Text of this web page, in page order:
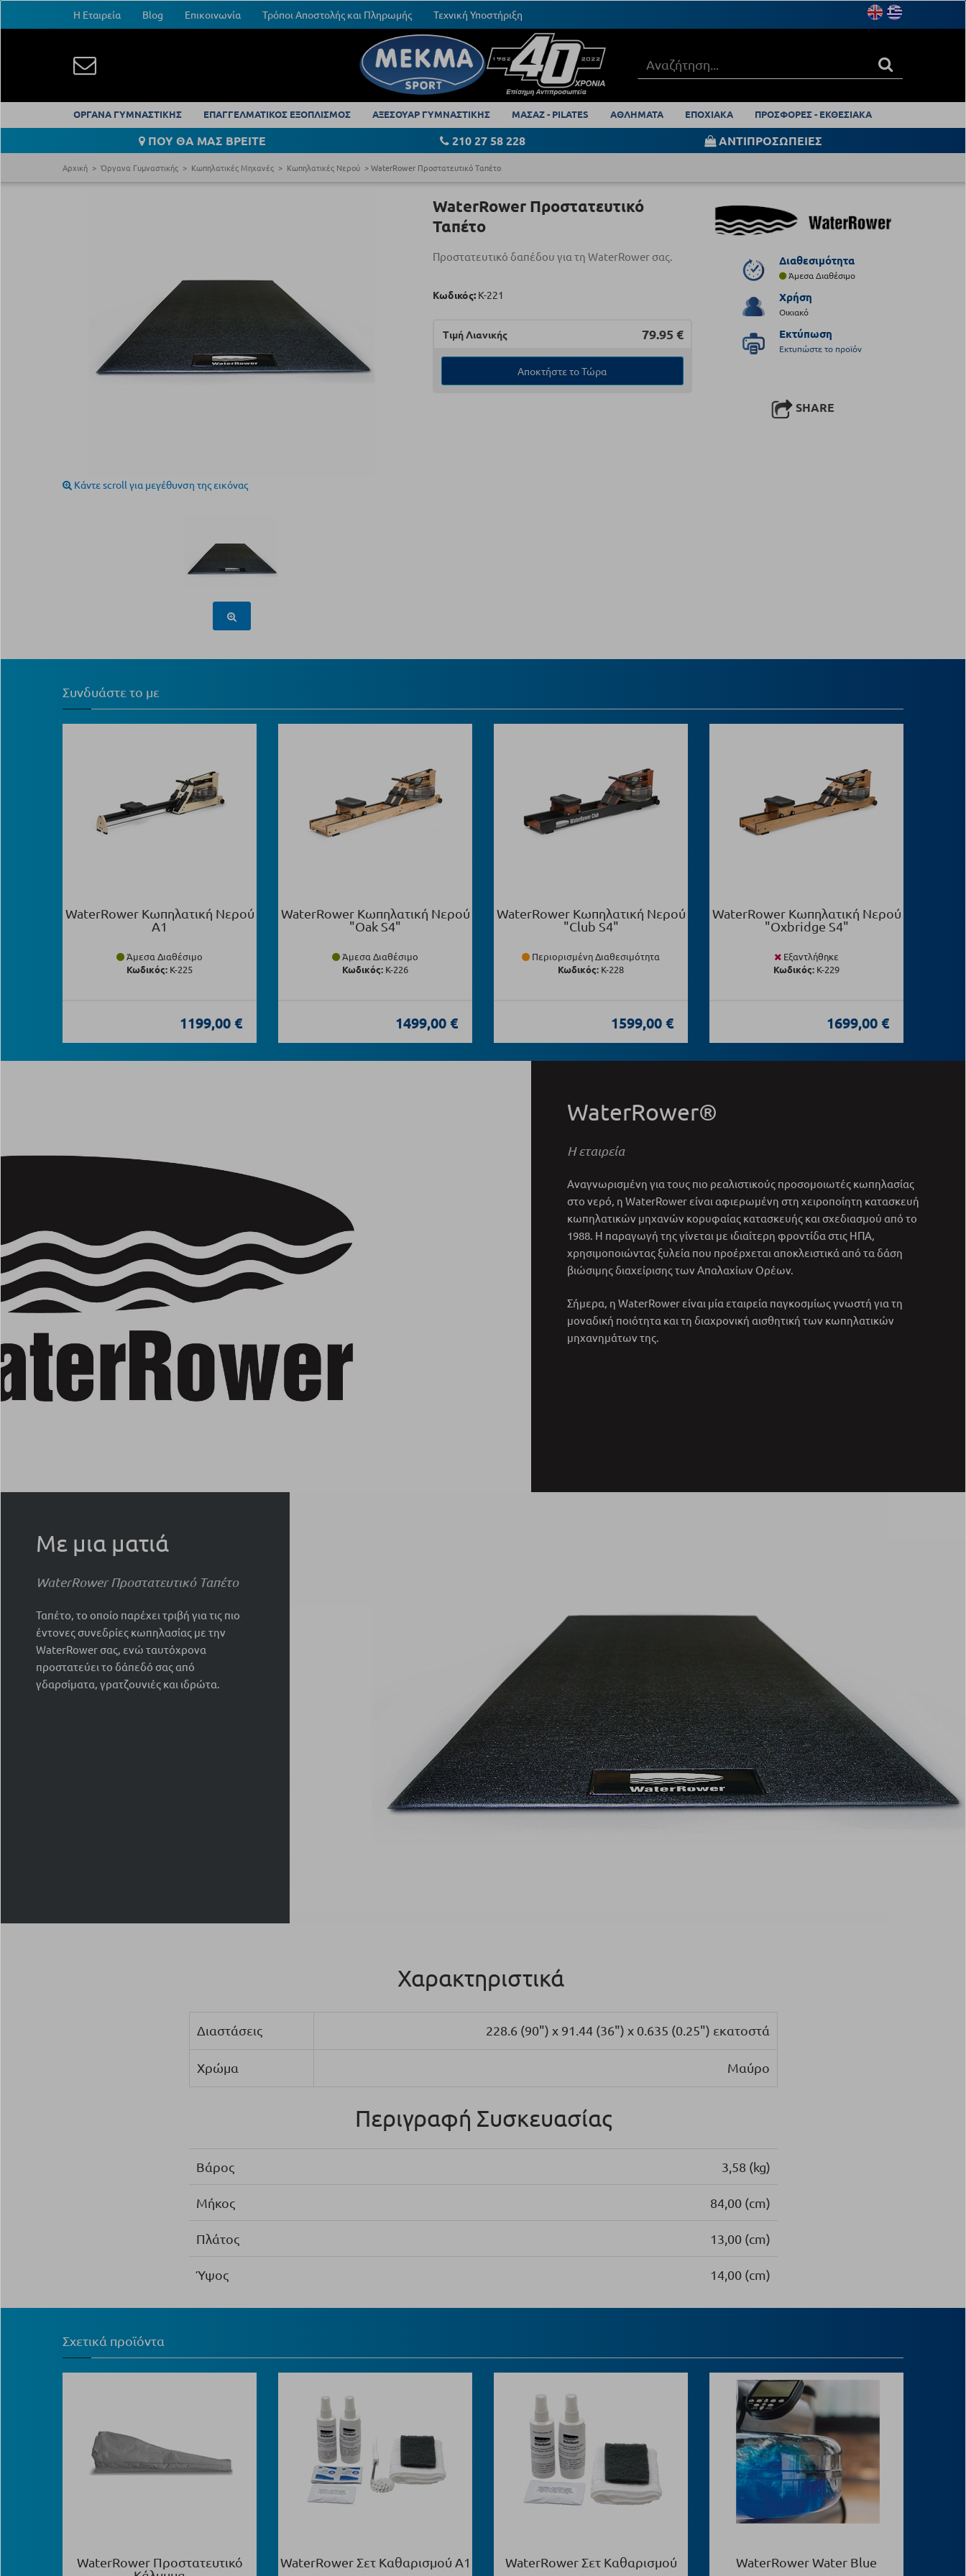
Η Εταιρεία Blog Επικοινωνία Τρόποι Αποστολής και Πληρωμής Τεχνική Υποστήριξη
ΟΡΓΑΝΑ ΓΥΜΝΑΣΤΙΚΗΣ ΕΠΑΓΓΕΛΜΑΤΙΚΟΣ ΕΞΟΠΛΙΣΜΟΣ ΑΞΕΣΟΥΑΡ ΓΥΜΝΑΣΤΙΚΗΣ ΜΑΣΑΖ - PILATES ΑΘΛΗΜΑΤΑ ΕΠΟΧΙΑΚΑ ΠΡΟΣΦΟΡΕΣ - ΕΚΘΕΣΙΑΚΑ
ΠΟΥ ΘΑ ΜΑΣ ΒΡΕΙΤΕ 210 27 58 228 ΑΝΤΙΠΡΟΣΩΠΕΙΕΣ
Αρχική Όργανα Γυμναστικής Κωπηλατικές Μηχανές Κωπηλατικές Νερού WaterRower Προστατευτικό Ταπέτο
Κάντε scroll για μεγέθυνση της εικόνας
WaterRower Προστατευτικό
Ταπέτο
Προστατευτικό δαπέδου για τη WaterRower σας.
Κωδικός: Κ-221
Τιμή Λιανικής 79.95 €
Αποκτήστε το Τώρα
Διαθεσιμότητα
Άμεσα Διαθέσιμο
Χρήση
Οικιακό
Εκτύπωση
Εκτυπώστε το προϊόν
SHARE
Συνδυάστε το με
WaterRower Κωπηλατική Νερού
A1
Άμεσα Διαθέσιμο
Κωδικός: Κ-225
1199,00 €
WaterRower Κωπηλατική Νερού
"Oak S4"
Άμεσα Διαθέσιμο
Κωδικός: Κ-226
1499,00 €
WaterRower Κωπηλατική Νερού
"Club S4"
Περιορισμένη Διαθεσιμότητα
Κωδικός: Κ-228
1599,00 €
WaterRower Κωπηλατική Νερού
"Oxbridge S4"
Εξαντλήθηκε
Κωδικός: Κ-229
1699,00 €
WaterRower®
Η εταιρεία
Αναγνωρισμένη για τους πιο ρεαλιστικούς προσομοιωτές κωπηλασίας
στο νερό, η WaterRower είναι αφιερωμένη στη χειροποίητη κατασκευή
κωπηλατικών μηχανών κορυφαίας κατασκευής και σχεδιασμού από το
1988. Η παραγωγή της γίνεται με ιδιαίτερη φροντίδα στις ΗΠΑ,
χρησιμοποιώντας ξυλεία που προέρχεται αποκλειστικά από τα δάση
βιώσιμης διαχείρισης των Απαλαχίων Ορέων.
Σήμερα, η WaterRower είναι μία εταιρεία παγκοσμίως γνωστή για τη
μοναδική ποιότητα και τη διαχρονική αισθητική των κωπηλατικών
μηχανημάτων της.
Με μια ματιά
WaterRower Προστατευτικό Ταπέτο
Ταπέτο, το οποίο παρέχει τριβή για τις πιο
έντονες συνεδρίες κωπηλασίας με την
WaterRower σας, ενώ ταυτόχρονα
προστατεύει το δάπεδό σας από
γδαρσίματα, γρατζουνιές και ιδρώτα.
Χαρακτηριστικά
Διαστάσεις 228.6 (90") x 91.44 (36") x 0.635 (0.25") εκατοστά
Χρώμα Μαύρο
Περιγραφή Συσκευασίας
Βάρος 3,58 (kg)
Μήκος 84,00 (cm)
Πλάτος 13,00 (cm)
Ύψος 14,00 (cm)
Σχετικά προϊόντα
WaterRower Προστατευτικό
WaterRower Σετ Καθαρισμού Α1 WaterRower Σετ Καθαρισμού WaterRower Water Blue